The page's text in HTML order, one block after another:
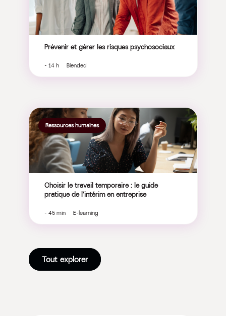
Prévenir et gérer les risques psychosociaux
- 14 h Blended
Ressources humaines
Choisir le travail temporaire : le guide
pratique de l’intérim en entreprise
- 45 min E-learning
Tout explorer